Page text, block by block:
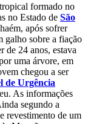
formado no
no Estado de São
após sofrer
galho sobre a fiação
de 24 anos, estava
uma árvore, em
chegou a ser
de Urgência
As informações
segundo a
revestimento de um